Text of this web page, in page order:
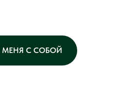
МЕНЯ С СОБОЙ